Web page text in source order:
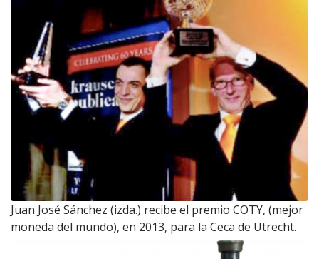
Juan José Sánchez (izda.) recibe el premio COTY, (mejor
moneda del mundo), en 2013, para la Ceca de Utrecht.